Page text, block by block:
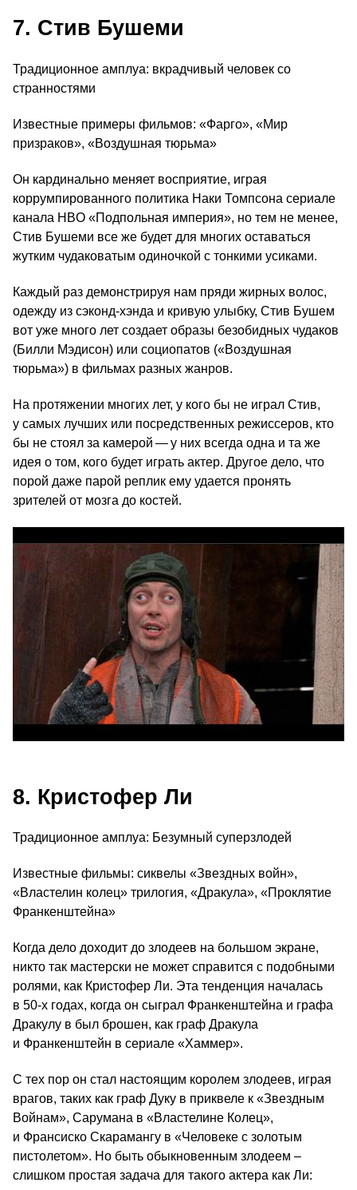
7. Стив Бушеми
Традиционное амплуа: вкрадчивый человек со
странностями
Известные примеры фильмов: «Фарго», «Мир
призраков», «Воздушная тюрьма»
Он кардинально меняет восприятие, играя
коррумпированного политика Наки Томпсона сериале
канала HBO «Подпольная империя», но тем не менее,
Стив Бушеми все же будет для многих оставаться
жутким чудаковатым одиночкой с тонкими усиками.
Каждый раз демонстрируя нам пряди жирных волос,
одежду из сэконд-хэнда и кривую улыбку, Стив Бушем
вот уже много лет создает образы безобидных чудаков
(Билли Мэдисон) или социопатов («Воздушная
тюрьма») в фильмах разных жанров.
На протяжении многих лет, у кого бы не играл Стив,
у самых лучших или посредственных режиссеров, кто
бы не стоял за камерой — у них всегда одна и та же
идея о том, кого будет играть актер. Другое дело, что
порой даже парой реплик ему удается пронять
зрителей от мозга до костей.
8. Кристофер Ли
Традиционное амплуа: Безумный суперзлодей
Известные фильмы: сиквелы «Звездных войн»,
«Властелин колец» трилогия, «Дракула», «Проклятие
Франкенштейна»
Когда дело доходит до злодеев на большом экране,
никто так мастерски не может справится с подобными
ролями, как Кристофер Ли. Эта тенденция началась
в 50‑х годах, когда он сыграл Франкенштейна и графа
Дракулу в был брошен, как граф Дракула
и Франкенштейн в сериале «Хаммер».
С тех пор он стал настоящим королем злодеев, играя
врагов, таких как граф Дуку в приквеле к «Звездным
Войнам», Сарумана в «Властелине Колец»,
и Франсиско Скарамангу в «Человеке с золотым
пистолетом». Но быть обыкновенным злодеем –
слишком простая задача для такого актера как Ли: